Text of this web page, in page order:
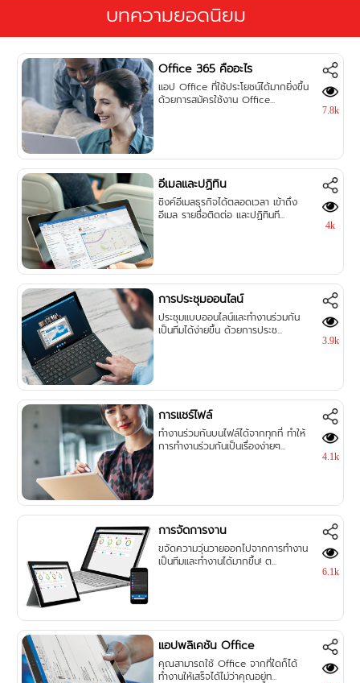
บทความยอดนิยม
Office 365 คืออะไร
แอป Office ที่ใช้ประโยชน์ได้มากยิ่งขึ้น
ด้วยการสมัครใช้งาน Office...
7.8k
อีเมลและปฏิทิน
ซิงค์อีเมลธุรกิจได้ตลอดเวลา เข้าถึง
อีเมล รายชื่อติดต่อ และปฏิทินที...
4k
การประชุมออนไลน์
ประชุมแบบออนไลน์และทำงานร่วมกัน
เป็นทีมได้ง่ายขึ้น ด้วยการประช...
3.9k
การแชร์ไฟล์
ทำงานร่วมกันบนไฟล์ได้จากทุกที่ ทำให้
การทำงานร่วมกันเป็นเรื่องง่ายๆ...
4.1k
การจัดการงาน
ขจัดความวุ่นวายออกไปจากการทำงาน
เป็นทีมและทำงานได้มากขึ้น! ต...
6.1k
แอปพลิเคชัน Office
คุณสามารถใช้ Office จากที่ใดก็ได้
ทำงานให้เสร็จได้ไม่ว่าคุณอยู่ท...